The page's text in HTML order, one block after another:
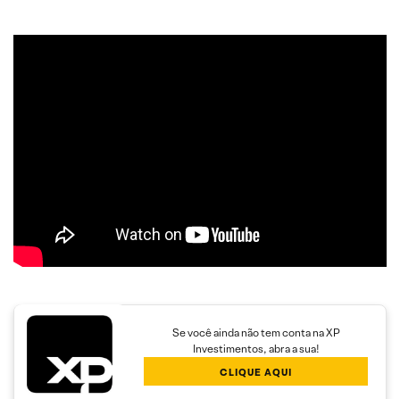
Se você ainda não tem conta na XP
Investimentos, abra a sua!
CLIQUE AQUI